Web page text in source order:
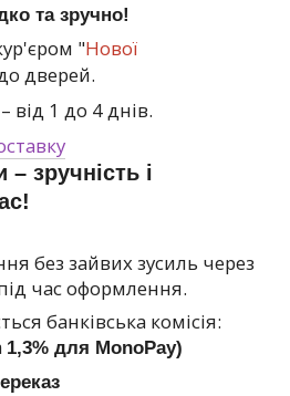
та зручно!
"Нової
дверей.
– від 1 до 4 днів.
зручність і
без зайвих зусиль через
час оформлення.
банківська комісія:
1,3% для MonoPay)